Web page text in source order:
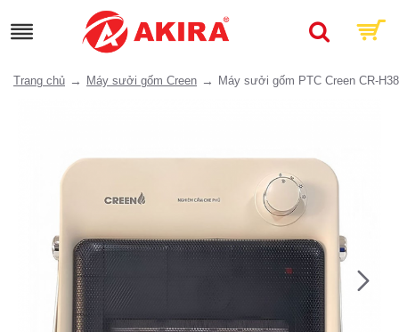
Trang chủ Máy sưởi gốm Creen Máy sưởi gốm PTC Creen CR-